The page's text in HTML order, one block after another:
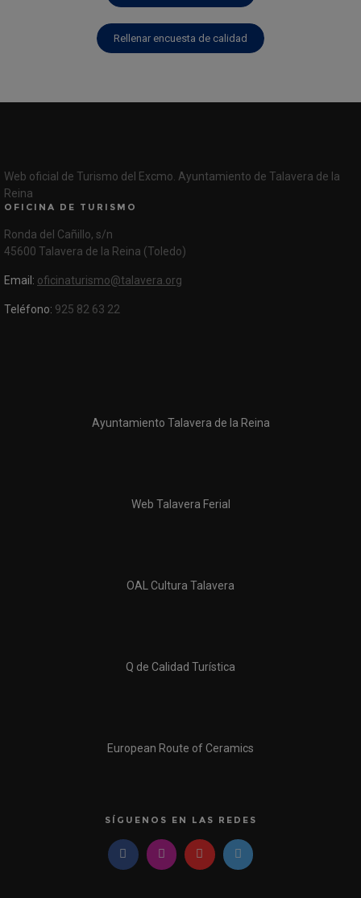
Rellenar encuesta de calidad
Web oficial de Turismo del Excmo. Ayuntamiento de Talavera de la
Reina
OFICINA DE TURISMO
Ronda del Cañillo, s/n
45600 Talavera de la Reina (Toledo)
Email: oficinaturismo@talavera.org
Teléfono: 925 82 63 22
Ayuntamiento Talavera de la Reina
Web Talavera Ferial
OAL Cultura Talavera
Q de Calidad Turística
European Route of Ceramics
SÍGUENOS EN LAS REDES